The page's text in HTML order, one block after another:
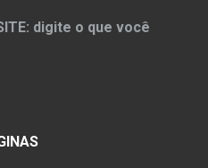
digite o que você